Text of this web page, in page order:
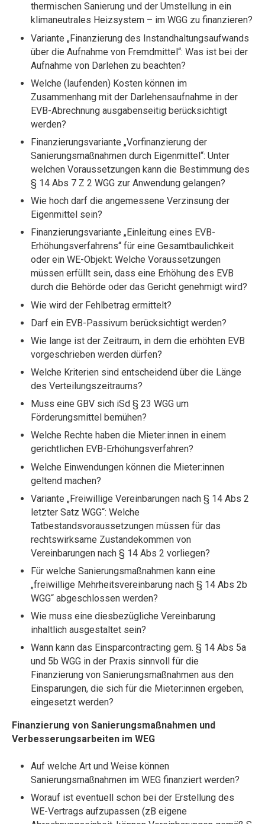
thermischen Sanierung und der Umstellung in ein
klimaneutrales Heizsystem – im WGG zu finanzieren?
Variante „Finanzierung des Instandhaltungsaufwands
über die Aufnahme von Fremdmittel“: Was ist bei der
Aufnahme von Darlehen zu beachten?
Welche (laufenden) Kosten können im
Zusammenhang mit der Darlehensaufnahme in der
EVB-Abrechnung ausgabenseitig berücksichtigt
werden?
Finanzierungsvariante „Vorfinanzierung der
Sanierungsmaßnahmen durch Eigenmittel“: Unter
welchen Voraussetzungen kann die Bestimmung des
§ 14 Abs 7 Z 2 WGG zur Anwendung gelangen?
Wie hoch darf die angemessene Verzinsung der
Eigenmittel sein?
Finanzierungsvariante „Einleitung eines EVB-
Erhöhungsverfahrens“ für eine Gesamtbaulichkeit
oder ein WE-Objekt: Welche Voraussetzungen
müssen erfüllt sein, dass eine Erhöhung des EVB
durch die Behörde oder das Gericht genehmigt wird?
Wie wird der Fehlbetrag ermittelt?
Darf ein EVB-Passivum berücksichtigt werden?
Wie lange ist der Zeitraum, in dem die erhöhten EVB
vorgeschrieben werden dürfen?
Welche Kriterien sind entscheidend über die Länge
des Verteilungszeitraums?
Muss eine GBV sich iSd § 23 WGG um
Förderungsmittel bemühen?
Welche Rechte haben die Mieter:innen in einem
gerichtlichen EVB-Erhöhungsverfahren?
Welche Einwendungen können die Mieter:innen
geltend machen?
Variante „Freiwillige Vereinbarungen nach § 14 Abs 2
letzter Satz WGG“: Welche
Tatbestandsvoraussetzungen müssen für das
rechtswirksame Zustandekommen von
Vereinbarungen nach § 14 Abs 2 vorliegen?
Für welche Sanierungsmaßnahmen kann eine
„freiwillige Mehrheitsvereinbarung nach § 14 Abs 2b
WGG“ abgeschlossen werden?
Wie muss eine diesbezügliche Vereinbarung
inhaltlich ausgestaltet sein?
Wann kann das Einsparcontracting gem. § 14 Abs 5a
und 5b WGG in der Praxis sinnvoll für die
Finanzierung von Sanierungsmaßnahmen aus den
Einsparungen, die sich für die Mieter:innen ergeben,
eingesetzt werden?
Finanzierung von Sanierungsmaßnahmen und
Verbesserungsarbeiten im WEG
Auf welche Art und Weise können
Sanierungsmaßnahmen im WEG finanziert werden?
Worauf ist eventuell schon bei der Erstellung des
WE-Vertrags aufzupassen (zB eigene